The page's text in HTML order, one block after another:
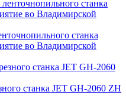
станка
во Владимирской
станка JET GH-2060 ZH